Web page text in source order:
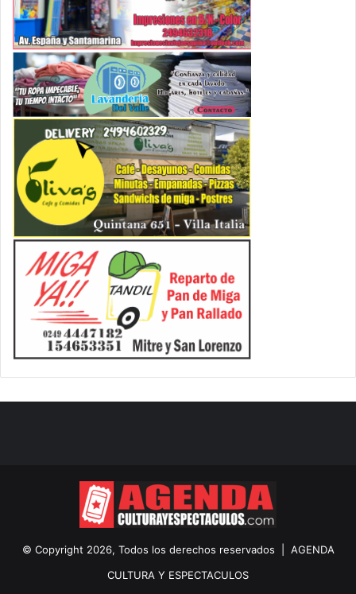
© Copyright 2026, Todos los derechos reservados | AGENDA
CULTURA Y ESPECTACULOS